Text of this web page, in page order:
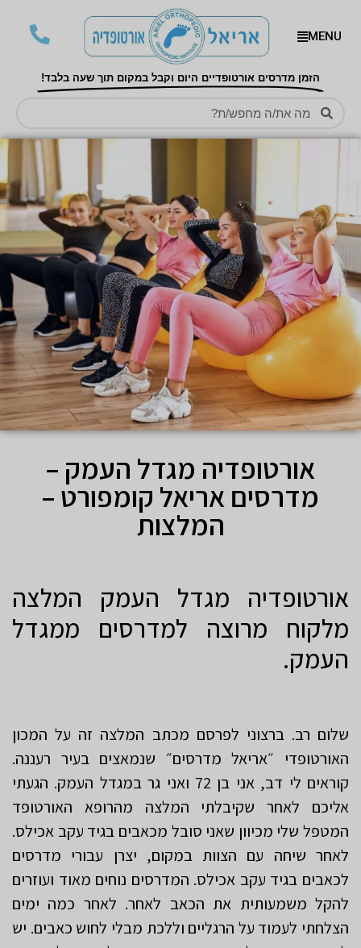
MENU
הזמן מדרסים אורטופדיים היום וקבל במקום תוך שעה בלבד!
אורטופדיה מגדל העמק –
מדרסים אריאל קומפורט –
המלצות
אורטופדיה מגדל העמק המלצה
מלקוח מרוצה למדרסים ממגדל
העמק.
שלום רב. ברצוני לפרסם מכתב המלצה זה על המכון
האורטופדי ״אריאל מדרסים״ שנמאצים בעיר רעננה.
קוראים לי דב, אני בן 72 ואני גר במגדל העמק. הגעתי
אליכם לאחר שקיבלתי המלצה מהרופא האורטופד
המטפל שלי מכיוון שאני סובל מכאבים בגיד עקב אכילס.
לאחר שיחה עם הצוות במקום, יצרן עבורי מדרסים
לכאבים בגיד עקב אכילס. המדרסים נוחים מאוד ועוזרים
להקל משמעותית את הכאב לאחר. לאחר כמה ימים
הצלחתי לעמוד על הרגליים וללכת מבלי לחוש כאבים. יש